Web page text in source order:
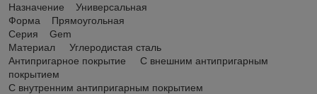
Назначение Универсальная
Форма Прямоугольная
Серия Gem
Материал Углеродистая сталь
Антипригарное покрытие С внешним антипригарным
покрытием
С внутренним антипригарным покрытием